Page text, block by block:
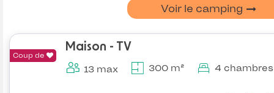
Voir le camping
Coup de
Maison - TV
13 max 300 m² 4 chambres